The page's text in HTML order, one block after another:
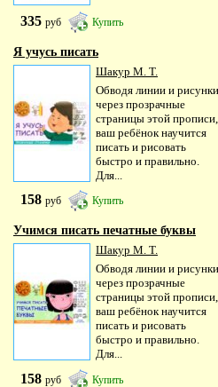
335 руб Купить
Я учусь писать
Шакур М. Т.
Обводя линии и рисунки
через прозрачные
страницы этой прописи,
ваш ребёнок научится
писать и рисовать
быстро и правильно.
Для...
158 руб Купить
Учимся писать печатные буквы
Шакур М. Т.
Обводя линии и рисунки
через прозрачные
страницы этой прописи,
ваш ребёнок научится
писать и рисовать
быстро и правильно.
Для...
158 руб Купить